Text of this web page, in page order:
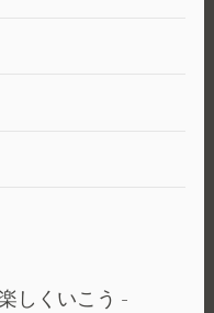
しくいこう